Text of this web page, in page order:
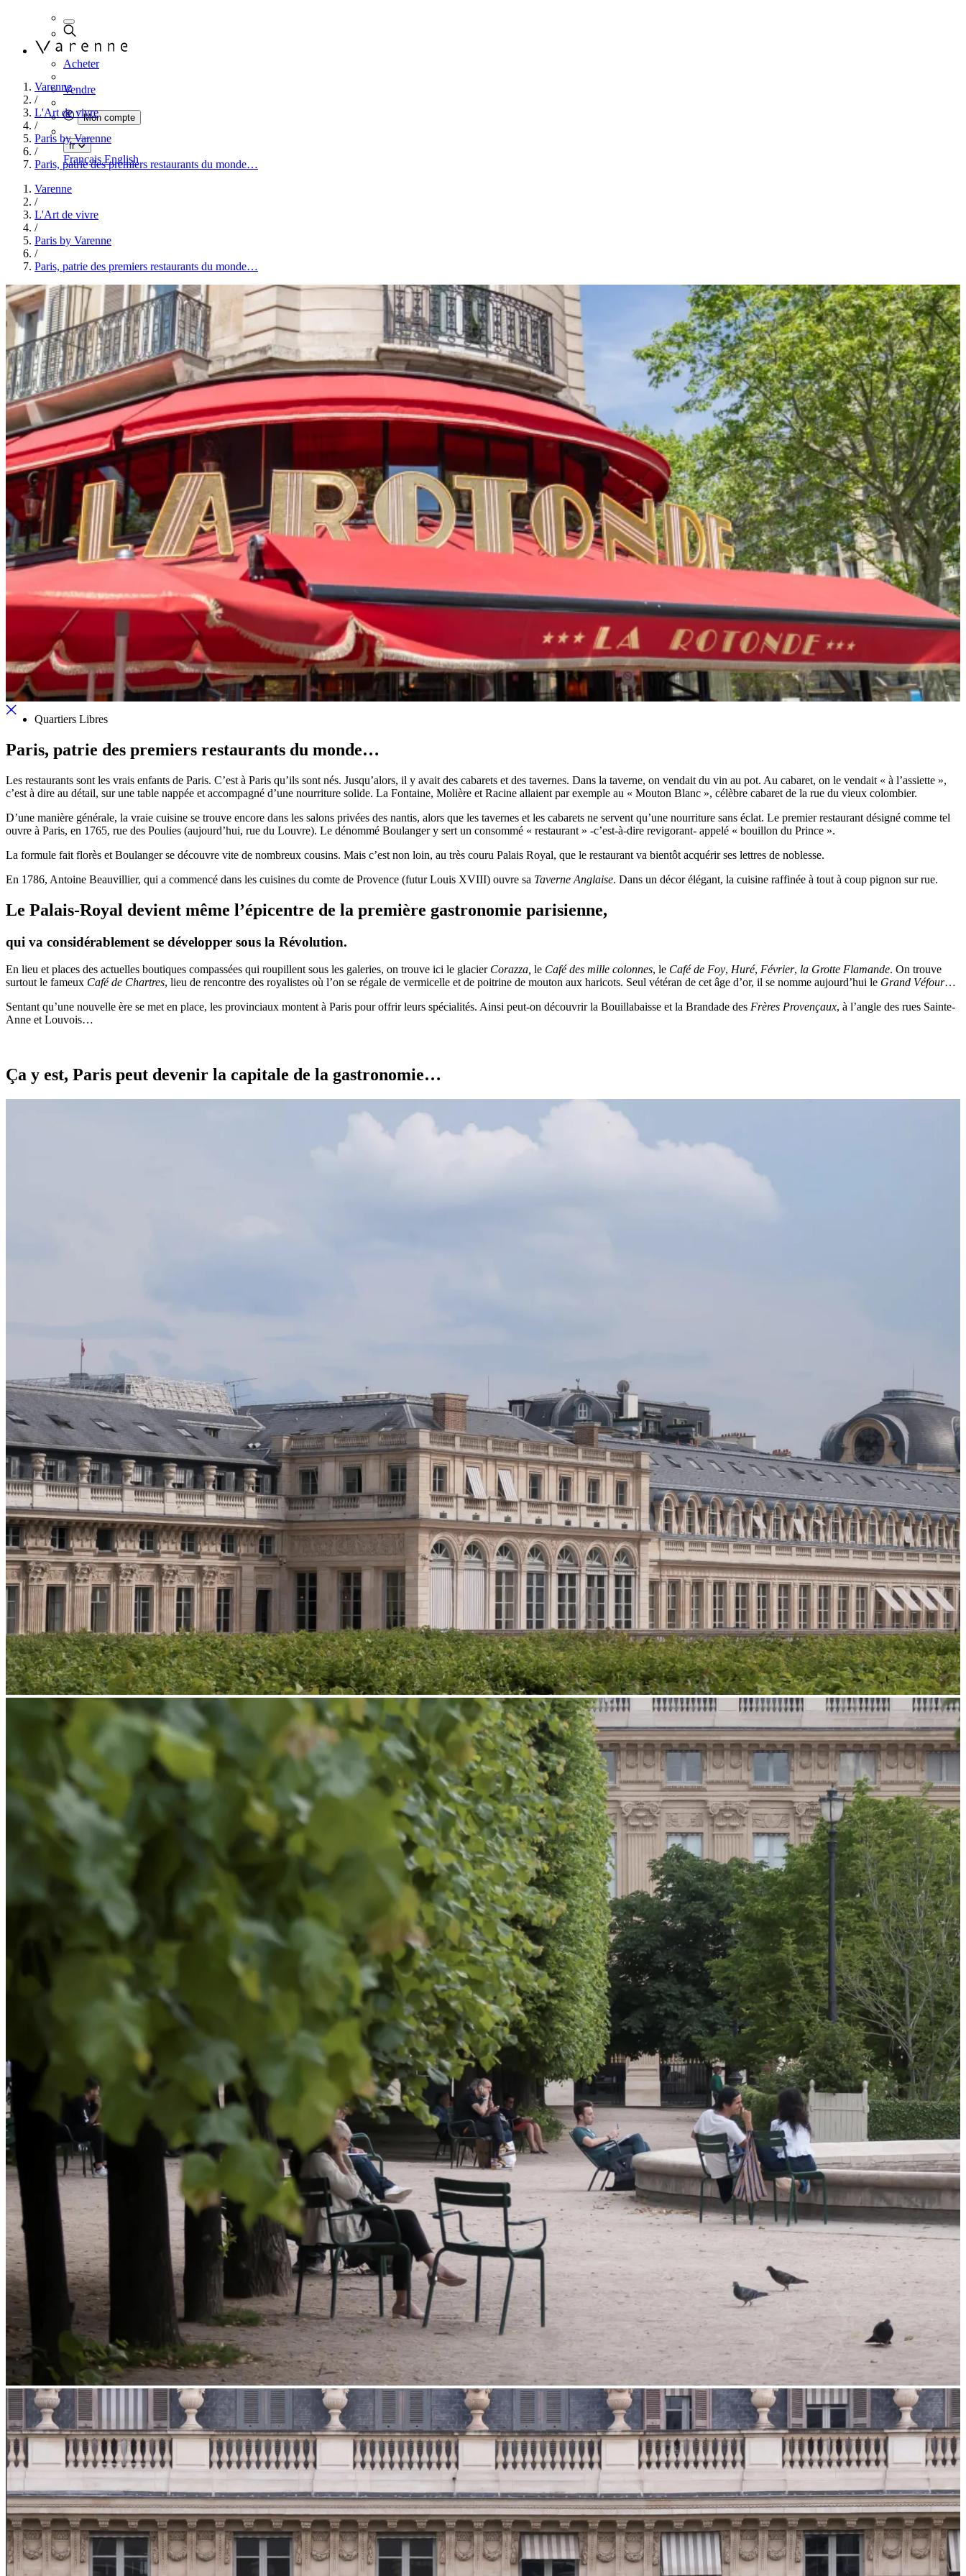
Acheter
Vendre
Mon compte
fr
Français English
Varenne
/
L'Art de vivre
/
Paris by Varenne
/
Paris, patrie des premiers restaurants du monde…
Varenne
/
L'Art de vivre
/
Paris by Varenne
/
Paris, patrie des premiers restaurants du monde…
Quartiers Libres
Paris, patrie des premiers restaurants du monde…
Les restaurants sont les vrais enfants de Paris. C’est à Paris qu’ils sont nés. Jusqu’alors, il y avait des cabarets et des tavernes. Dans la taverne, on vendait du vin au pot. Au cabaret, on le vendait « à l’assiette »,
c’est à dire au détail, sur une table nappée et accompagné d’une nourriture solide. La Fontaine, Molière et Racine allaient par exemple au « Mouton Blanc », célèbre cabaret de la rue du vieux colombier.
D’une manière générale, la vraie cuisine se trouve encore dans les salons privées des nantis, alors que les tavernes et les cabarets ne servent qu’une nourriture sans éclat. Le premier restaurant désigné comme tel
ouvre à Paris, en 1765, rue des Poulies (aujourd’hui, rue du Louvre). Le dénommé Boulanger y sert un consommé « restaurant » -c’est-à-dire revigorant- appelé « bouillon du Prince ».
La formule fait florès et Boulanger se découvre vite de nombreux cousins. Mais c’est non loin, au très couru Palais Royal, que le restaurant va bientôt acquérir ses lettres de noblesse.
En 1786, Antoine Beauvillier, qui a commencé dans les cuisines du comte de Provence (futur Louis XVIII) ouvre sa Taverne Anglaise. Dans un décor élégant, la cuisine raffinée à tout à coup pignon sur rue.
Le Palais-Royal devient même l’épicentre de la première gastronomie parisienne,
qui va considérablement se développer sous la Révolution.
En lieu et places des actuelles boutiques compassées qui roupillent sous les galeries, on trouve ici le glacier Corazza, le Café des mille colonnes, le Café de Foy, Huré, Février, la Grotte Flamande. On trouve
surtout le fameux Café de Chartres, lieu de rencontre des royalistes où l’on se régale de vermicelle et de poitrine de mouton aux haricots. Seul vétéran de cet âge d’or, il se nomme aujourd’hui le Grand Véfour…
Sentant qu’une nouvelle ère se met en place, les provinciaux montent à Paris pour offrir leurs spécialités. Ainsi peut-on découvrir la Bouillabaisse et la Brandade des Frères Provençaux, à l’angle des rues Sainte-
Anne et Louvois…
Ça y est, Paris peut devenir la capitale de la gastronomie…